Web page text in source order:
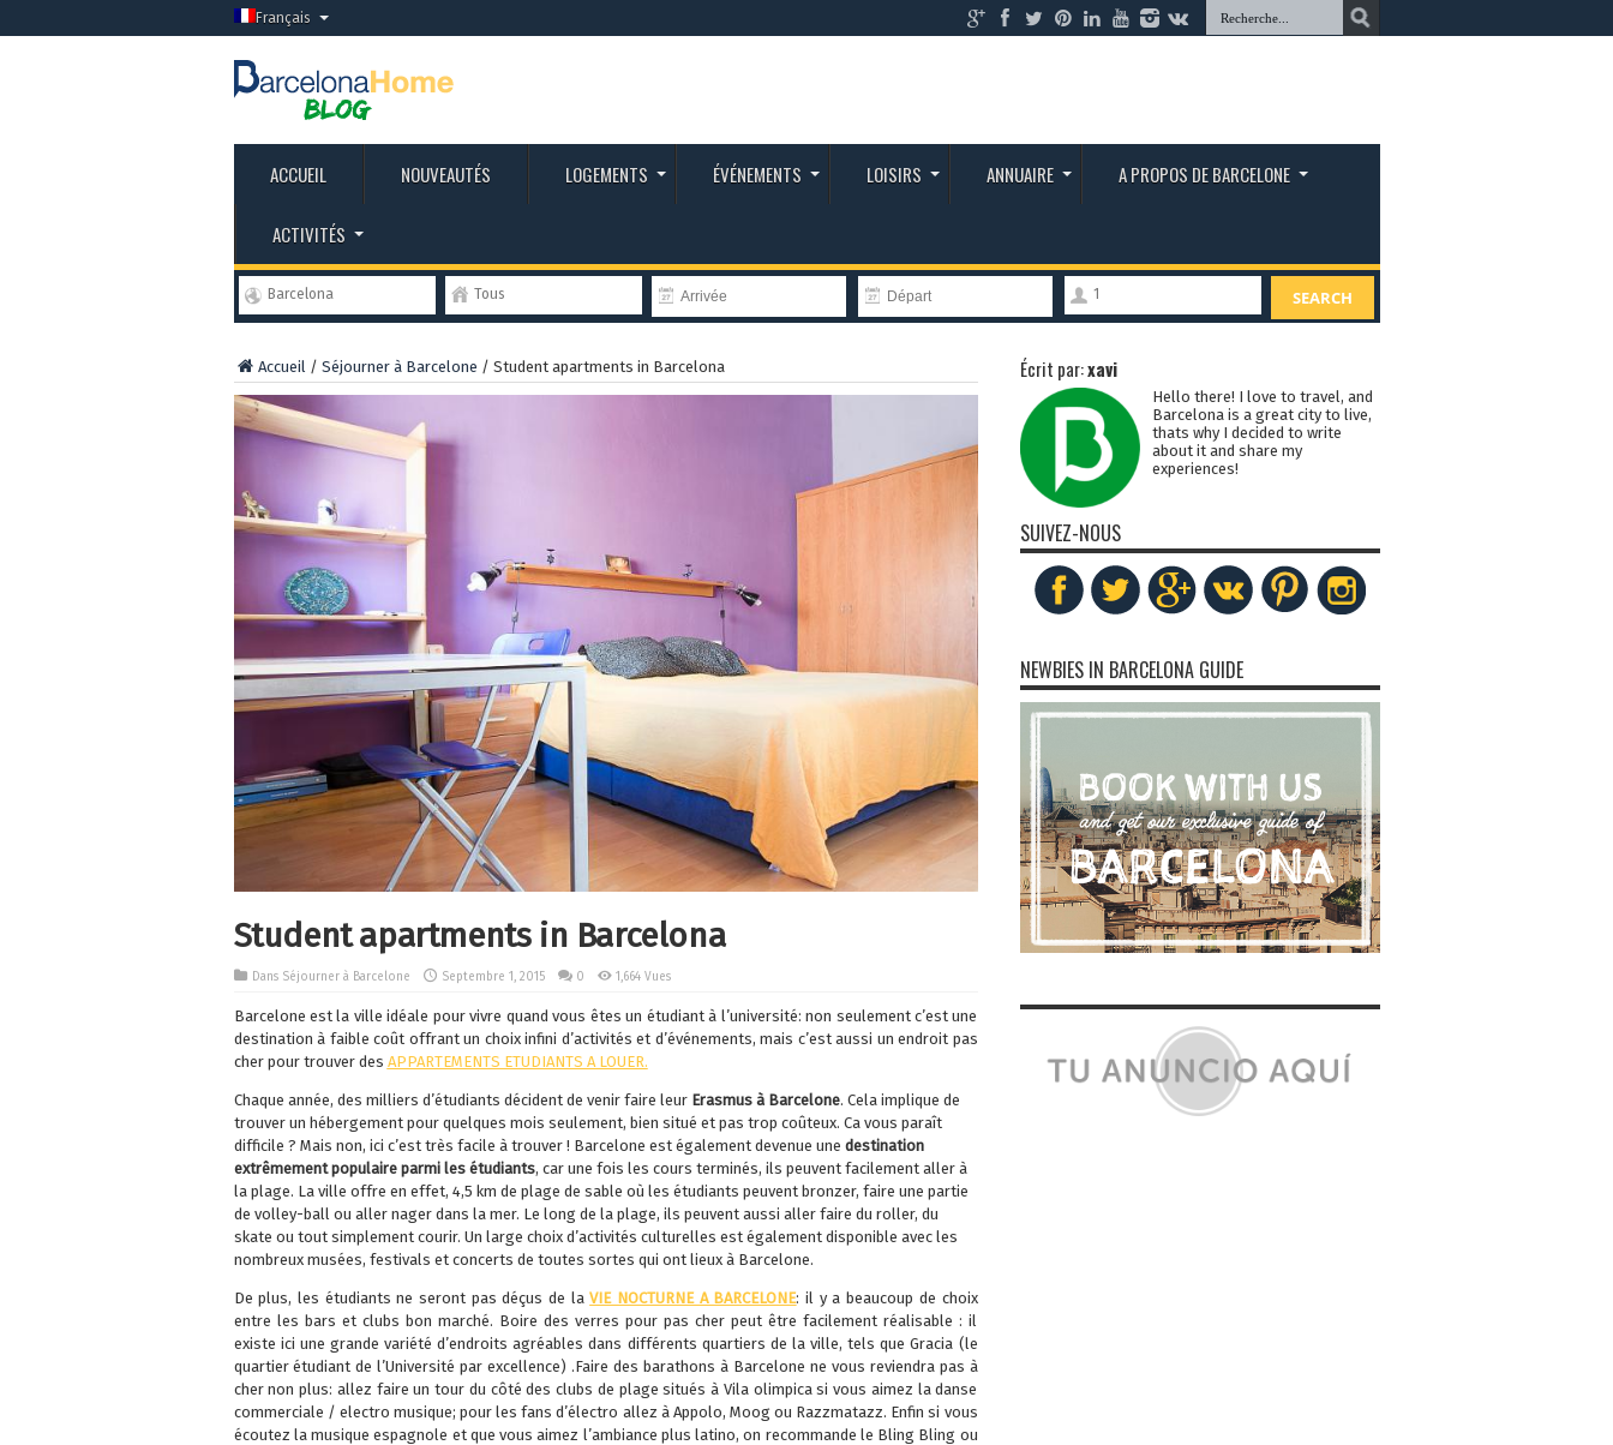
Français
ACCUEIL NOUVEAUTÉS LOGEMENTS ÉVÉNEMENTS LOISIRS ANNUAIRE A PROPOS DE BARCELONE
ACTIVITÉS
Barcelona Tous 1 SEARCH
Accueil / Séjourner à Barcelone / Student apartments in Barcelona
Student apartments in Barcelona
Dans Séjourner à Barcelone Septembre 1, 2015 0 1,664 Vues
Barcelone est la ville idéale pour vivre quand vous êtes un étudiant à l’université: non seulement c’est une
destination à faible coût offrant un choix infini d’activités et d’événements, mais c’est aussi un endroit pas
cher pour trouver des APPARTEMENTS ETUDIANTS A LOUER.
Chaque année, des milliers d’étudiants décident de venir faire leur Erasmus à Barcelone. Cela implique de
trouver un hébergement pour quelques mois seulement, bien situé et pas trop coûteux. Ca vous paraît
difficile ? Mais non, ici c’est très facile à trouver ! Barcelone est également devenue une destination
extrêmement populaire parmi les étudiants, car une fois les cours terminés, ils peuvent facilement aller à
la plage. La ville offre en effet, 4,5 km de plage de sable où les étudiants peuvent bronzer, faire une partie
de volley-ball ou aller nager dans la mer. Le long de la plage, ils peuvent aussi aller faire du roller, du
skate ou tout simplement courir. Un large choix d’activités culturelles est également disponible avec les
nombreux musées, festivals et concerts de toutes sortes qui ont lieux à Barcelone.
De plus, les étudiants ne seront pas déçus de laVIE NOCTURNE A BARCELONE: il y a beaucoup de choix
entre les bars et clubs bon marché. Boire des verres pour pas cher peut être facilement réalisable : il
existe ici une grande variété d’endroits agréables dans différents quartiers de la ville, tels que Gracia (le
quartier étudiant de l’Université par excellence) .Faire des barathons à Barcelone ne vous reviendra pas à
cher non plus: allez faire un tour du côté des clubs de plage situés à Vila olimpica si vous aimez la danse
commerciale / electro musique; pour les fans d’électro allez à Appolo, Moog ou Razzmatazz. Enfin si vous
écoutez la musique espagnole et que vous aimez l’ambiance plus latino, on recommande le Bling Bling ou
Écrit par:xavi
Hello there! I love to travel, and
Barcelona is a great city to live,
thats why I decided to write
about it and share my
experiences!
SUIVEZ-NOUS
NEWBIES IN BARCELONA GUIDE